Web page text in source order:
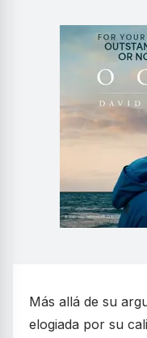
Más allá de su
elogiada por su